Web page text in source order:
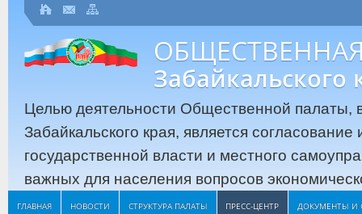
Забайкальского
Целью деятельности Общественной палаты,
Забайкальского края, является
государственной власти и местного
важных для населения вопросов
ГЛАВНАЯ НОВОСТИ СТРУКТУРА ПАЛАТЫ ПРЕСС-ЦЕНТР ДОКУМЕНТЫ И